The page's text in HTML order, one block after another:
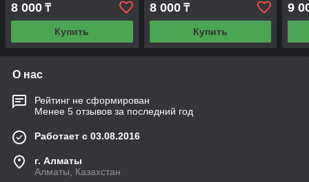
8 000 ₸
Купить
8 000₸
Купить
9
О нас
Рейтинг не сформирован
Менее 5 отзывов за последний год
Работает с 03.08.2016
г. Алматы
Алматы, Казахстан